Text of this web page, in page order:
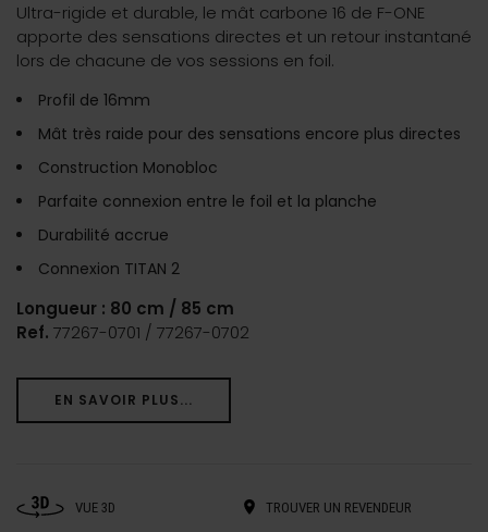
Ultra-rigide et durable, le mât carbone 16 de F-ONE
apporte des sensations directes et un retour instantané
lors de chacune de vos sessions en foil.
Profil de 16mm
Mât très raide pour des sensations encore plus directes
Construction Monobloc
Parfaite connexion entre le foil et la planche
Durabilité accrue
Connexion TITAN 2
Longueur : 80 cm / 85 cm
Ref. 77267-0701 / 77267-0702
EN SAVOIR PLUS...
VUE 3D TROUVER UN REVENDEUR